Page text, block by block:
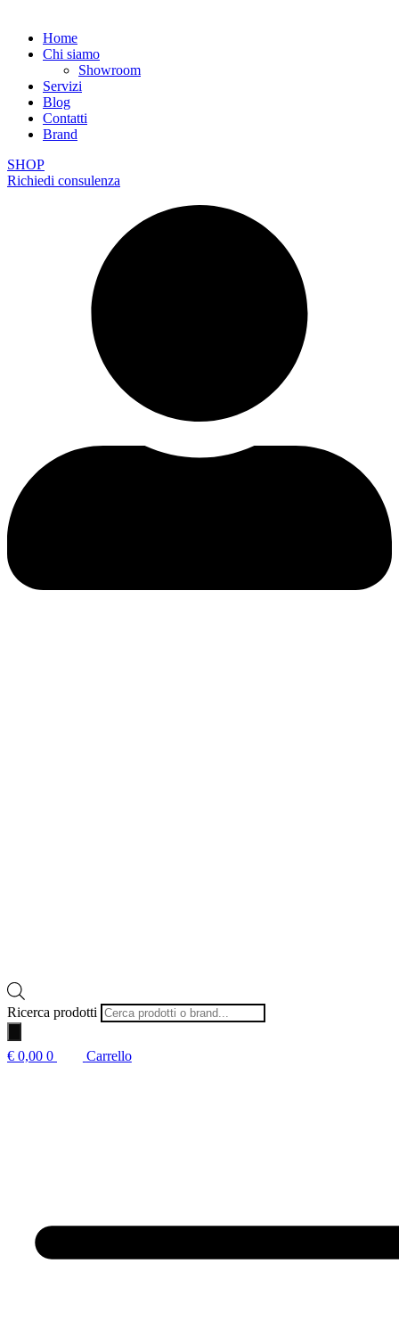
Home
Chi siamo
Showroom
Servizi
Blog
Contatti
Brand
SHOP
Richiedi consulenza
Ricerca prodotti
€ 0,00 0 Carrello